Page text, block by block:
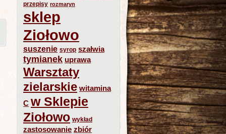
przepisy rozmaryn
sklep
Ziołowo
suszenie syrop szałwia
tymianek uprawa
Warsztaty
zielarskie witamina
C w Sklepie
Ziołowo wykład
zastosowanie zbiór